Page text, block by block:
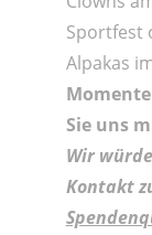
Sportfest
Alpakas
Sie uns
Wir
Kontakt